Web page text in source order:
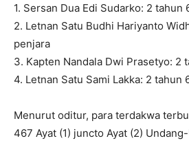
1. Sersan Dua Edi Sudarko: 2 tahun
2. Letnan Satu Budhi Hariyanto
penjara
3. Kapten Nandala Dwi Prasetyo: 2
4. Letnan Satu Sami Lakka: 2 tahun
Menurut oditur, para terdakwa
467 Ayat (1) juncto Ayat (2)